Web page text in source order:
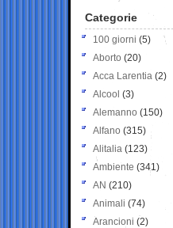
Categorie
100 giorni (5)
Aborto (20)
Acca Larentia (2)
Alcool (3)
Alemanno (150)
Alfano (315)
Alitalia (123)
Ambiente (341)
AN (210)
Animali (74)
Arancioni (2)